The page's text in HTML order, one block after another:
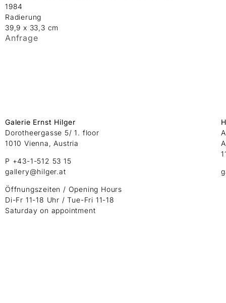
1984
Radierung
39,9 x 33,3 cm
Anfrage
Galerie Ernst Hilger
Dorotheergasse 5/ 1. floor
1010 Vienna, Austria
P +43-1-512 53 15
gallery@hilger.at
Öffnungszeiten / Opening Hours
Di-Fr 11-18 Uhr / Tue-Fri 11-18
Saturday on appointment